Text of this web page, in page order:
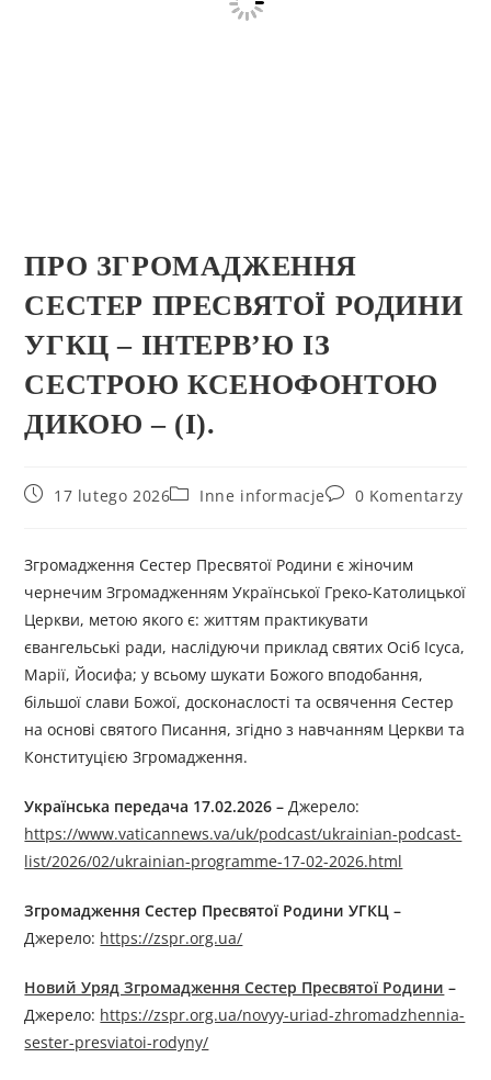
ПРО ЗГРОМАДЖЕННЯ
СЕСТЕР ПРЕСВЯТОЇ РОДИНИ
УГКЦ – ІНТЕРВ’Ю ІЗ
СЕСТРОЮ КСЕНОФОНТОЮ
ДИКОЮ – (І).
17 lutego 2026 Inne informacje 0 Komentarzy
Згромадження Сестер Пресвятої Родини є жіночим
чернечим Згромадженням Української Греко-Католицької
Церкви, метою якого є: життям практикувати
євангельські ради, наслідуючи приклад святих Осіб Ісуса,
Марії, Йосифа; у всьому шукати Божого вподобання,
більшої слави Божої, досконаслості та освячення Сестер
на основі святого Писання, згідно з навчанням Церкви та
Конституцією Згромадження.
Українська передача 17.02.2026 –Джерелo:
https://www.vaticannews.va/uk/podcast/ukrainian-podcast-
list/2026/02/ukrainian-programme-17-02-2026.html
Згромадження Сестер Пресвятої Родини УГКЦ –
Джерелo: https://zspr.org.ua/
Новий Уряд Згромадження Сестер Пресвятої Родини –
Джерелo: https://zspr.org.ua/novyy-uriad-zhromadzhennia-
sester-presviatoi-rodyny/